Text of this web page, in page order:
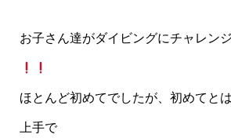
お子さん達がダイビングにチャレン
ほとんど初めてでしたが、初めてと
上手で